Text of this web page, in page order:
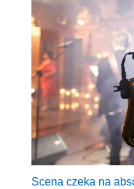
Scena czeka na